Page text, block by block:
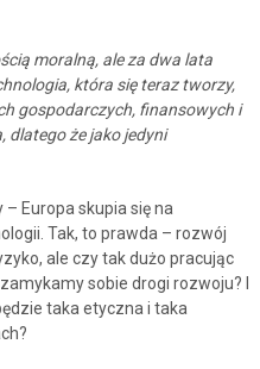
moralną, ale za dwa lata
która się teraz tworzy,
gospodarczych, finansowych i
dlatego że jako jedyni
Europa skupia się na
Tak, to prawda – rozwój
ale czy tak dużo pracując
sobie drogi rozwoju? I
taka etyczna i taka